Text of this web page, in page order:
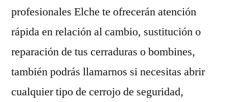
profesionales Elche te ofrecerán atención
rápida en relación al cambio, sustitución o
reparación de tus cerraduras o bombines,
también podrás llamarnos si necesitas abrir
cualquier tipo de cerrojo de seguridad,